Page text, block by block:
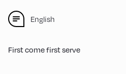
English
First come first serve